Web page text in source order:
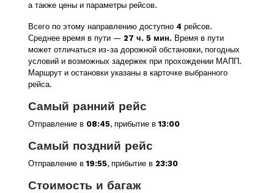
а также цены и параметры рейсов.
Всего по этому направлению доступно 4 рейсов.
Среднее время в пути — 27 ч. 5 мин. Время в пути
может отличаться из-за дорожной обстановки, погодных
условий и возможных задержек при прохождении МАПП.
Маршрут и остановки указаны в карточке выбранного
рейса.
Самый ранний рейс
Отправление в 08:45, прибытие в13:00
Самый поздний рейс
Отправление в19:55, прибытие в 23:30
Стоимость и багаж